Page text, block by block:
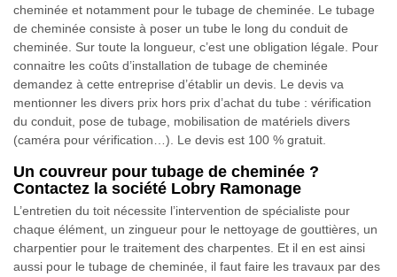
cheminée et notamment pour le tubage de cheminée. Le tubage
de cheminée consiste à poser un tube le long du conduit de
cheminée. Sur toute la longueur, c’est une obligation légale. Pour
connaitre les coûts d’installation de tubage de cheminée
demandez à cette entreprise d’établir un devis. Le devis va
mentionner les divers prix hors prix d’achat du tube : vérification
du conduit, pose de tubage, mobilisation de matériels divers
(caméra pour vérification…). Le devis est 100 % gratuit.
Un couvreur pour tubage de cheminée ?
Contactez la société Lobry Ramonage
L’entretien du toit nécessite l’intervention de spécialiste pour
chaque élément, un zingueur pour le nettoyage de gouttières, un
charpentier pour le traitement des charpentes. Et il en est ainsi
aussi pour le tubage de cheminée, il faut faire les travaux par des